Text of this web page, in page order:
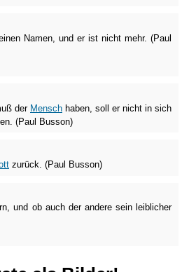
Namen, und er ist nicht mehr. (Paul
der Mensch haben, soll er nicht in sich
(Paul Busson)
zurück. (Paul Busson)
und ob auch der andere sein leiblicher